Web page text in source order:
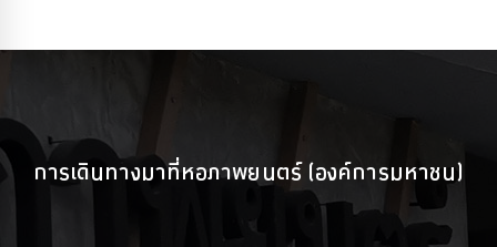
การเดินทางมาที่หอภาพยนตร์ (องค์การมหาชน)